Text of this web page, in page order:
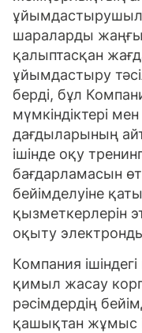
шараларды
қалыптасқан
ұйымдастыру
берді, бұл
мүмкіндіктері
дағдыларының
ішінде оқу
бағдарламасын
бейімделуіне
қызметкерлерін
оқыту
Компания
қимыл жасау
рәсімдердің
қашықтан жұмыс